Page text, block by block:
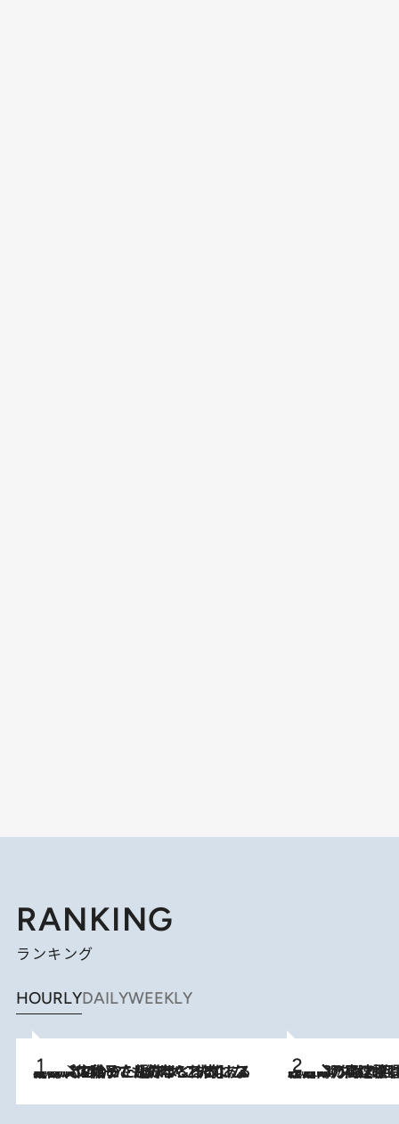
RANKING
ランキング
HOURLYDAILYWEEKLY
2026.8.5
【阿川佐和子さんの年とる力】なぜ70代で始めた趣味は“こんなに楽しい”のか？ ピアノ、俳句…スランプに陥っても続けられる“ある秘訣”とは 2026.8.7
「湘南乃風に憧れて」観客大盛上がりの“タオル回し”に、ラッパー顔負けの高速歌唱まで…さだまさし（74）のアグレッシブすぎる現在地